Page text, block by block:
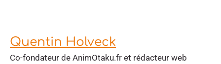
Quentin Holveck
Co-fondateur de AnimOtaku.fr et rédacteur web